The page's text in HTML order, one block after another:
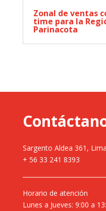
Zonal de ventas
time para la
Parinacota
Sargento Aldea 361,
+ 56 33 241 8393
Horario de atención
Lunes a Jueves: 9:00 a